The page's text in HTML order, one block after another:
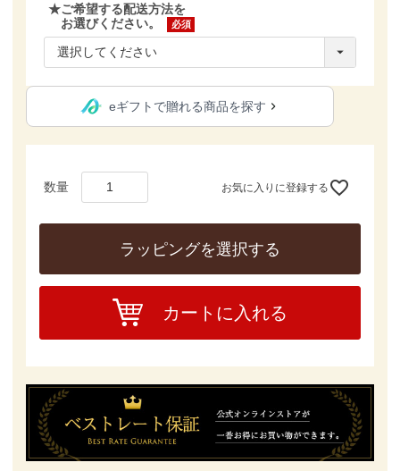
★ご希望する配送方法を
お選びください。
(必
eギフトで贈れる商品を探す
お気に入りに登録する
ラッピングを選択する
カートに入れる